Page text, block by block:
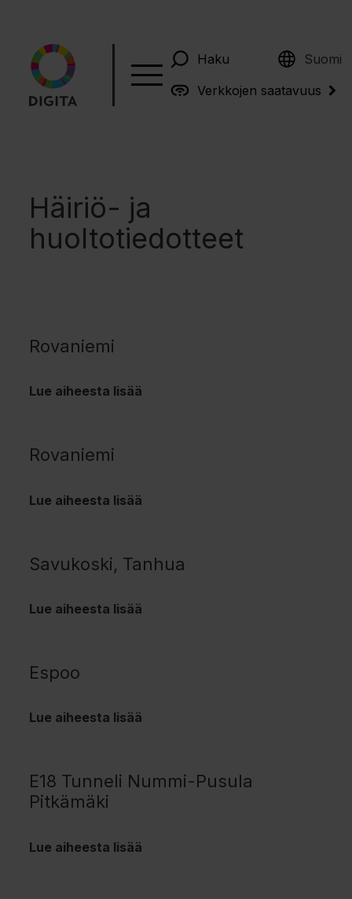
Haku Suomi
English
Verkkojen saatavuus
Häiriö- ja
huoltotiedotteet
Rovaniemi
Lue aiheesta lisää
Rovaniemi
Lue aiheesta lisää
Savukoski, Tanhua
Lue aiheesta lisää
Espoo
Lue aiheesta lisää
E18 Tunneli Nummi-Pusula
Pitkämäki
Lue aiheesta lisää